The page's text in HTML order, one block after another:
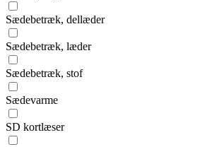
Sædebetræk, dellæder
Sædebetræk, læder
Sædebetræk, stof
Sædevarme
SD kortlæser